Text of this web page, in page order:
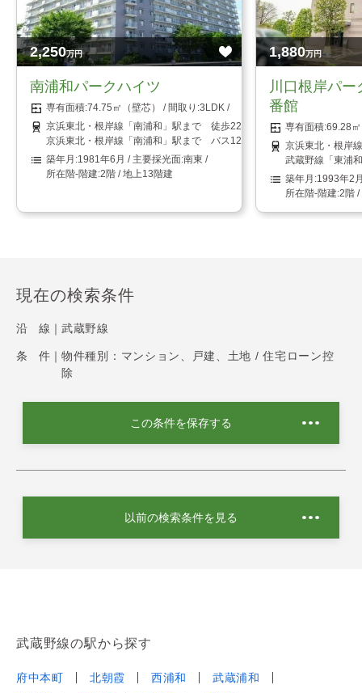
2,250万円
南浦和パークハイツ
74.75㎡（壁芯）
3LDK
京浜東北・根岸線「南浦和」駅まで 徒歩22分
京浜東北・根岸線「南浦和」駅まで バス12分 「二十三夜坂下停留
1981年6月
南東
2階 / 地上13階建
1,880万円
川口根岸パ
番館
69.28
京浜東北・根岸
武蔵野線「東浦
1993年2
2階 /
現在の検索条件
沿 線｜ 武蔵野線
条 件｜ 物件種別：マンション、戸建、土地 / 住宅ローン控
除
この条件を保存する
以前の検索条件を見る
武蔵野線の駅から探す
府中本町 北朝霞 西浦和
武蔵浦和